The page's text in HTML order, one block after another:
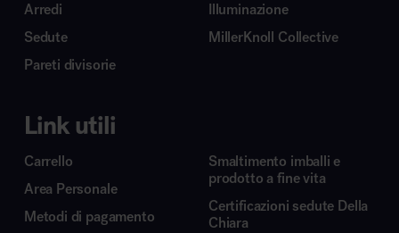
Arredi
Sedute
Pareti divisorie
Illuminazione
MillerKnoll Collective
Link utili
Carrello
Area Personale
Metodi di pagamento
Smaltimento imballi e
prodotto a fine vita
Certificazioni sedute Della
Chiara